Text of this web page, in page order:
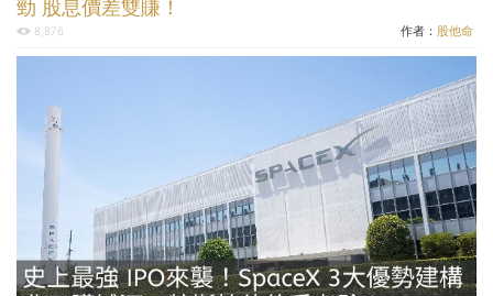
勁 股息價差雙賺！
8,876 作者： 股他命